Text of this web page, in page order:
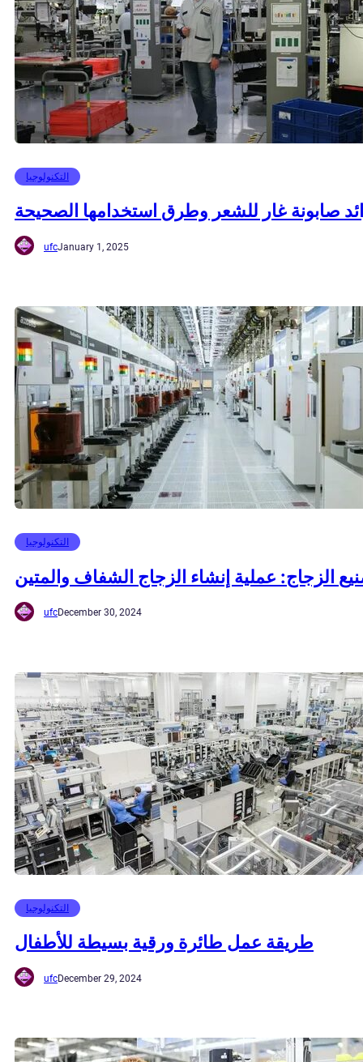
التكنولوجيا
صابونة غار للشعر وطرق استخدامها الصحيحة
ufcJanuary 1, 2025
التكنولوجيا
الزجاج: عملية إنشاء الزجاج الشفاف والمتين
ufcDecember 30, 2024
التكنولوجيا
طريقة عمل طائرة ورقية بسيطة للأطفال
ufcDecember 29, 2024